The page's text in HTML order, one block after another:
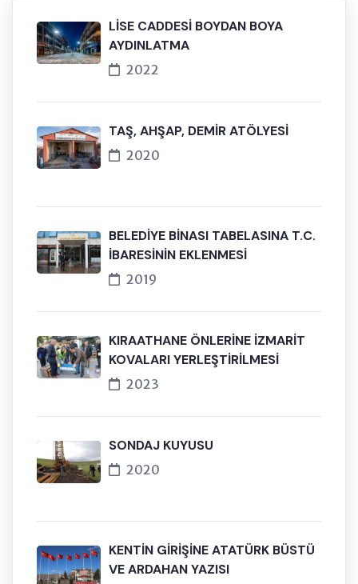
LİSE CADDESİ BOYDAN BOYA
AYDINLATMA
2022
TAŞ, AHŞAP, DEMİR ATÖLYESİ
2020
BELEDİYE BİNASI TABELASINA T.C.
İBARESİNİN EKLENMESİ
2019
KIRAATHANE ÖNLERİNE İZMARİT
KOVALARI YERLEŞTİRİLMESİ
2023
SONDAJ KUYUSU
2020
KENTİN GİRİŞİNE ATATÜRK BÜSTÜ
VE ARDAHAN YAZISI